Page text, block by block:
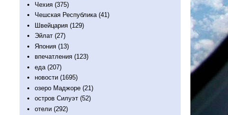
Чехия (375)
Чешская Республика (41)
Швейцария (129)
Эйлат (27)
Япония (13)
впечатления (123)
еда (207)
новости (1695)
озеро Маджоре (21)
остров Силуэт (52)
отели (292)